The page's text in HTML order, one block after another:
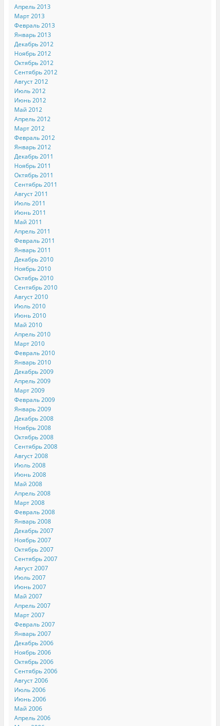
Апрель 2013
Март 2013
Февраль 2013
Январь 2013
Декабрь 2012
Ноябрь 2012
Октябрь 2012
Сентябрь 2012
Август 2012
Июль 2012
Июнь 2012
Май 2012
Апрель 2012
Март 2012
Февраль 2012
Январь 2012
Декабрь 2011
Ноябрь 2011
Октябрь 2011
Сентябрь 2011
Август 2011
Июль 2011
Июнь 2011
Май 2011
Апрель 2011
Февраль 2011
Январь 2011
Декабрь 2010
Ноябрь 2010
Октябрь 2010
Сентябрь 2010
Август 2010
Июль 2010
Июнь 2010
Май 2010
Апрель 2010
Март 2010
Февраль 2010
Январь 2010
Декабрь 2009
Апрель 2009
Март 2009
Февраль 2009
Январь 2009
Декабрь 2008
Ноябрь 2008
Октябрь 2008
Сентябрь 2008
Август 2008
Июль 2008
Июнь 2008
Май 2008
Апрель 2008
Март 2008
Февраль 2008
Январь 2008
Декабрь 2007
Ноябрь 2007
Октябрь 2007
Сентябрь 2007
Август 2007
Июль 2007
Июнь 2007
Май 2007
Апрель 2007
Март 2007
Февраль 2007
Январь 2007
Декабрь 2006
Ноябрь 2006
Октябрь 2006
Сентябрь 2006
Август 2006
Июль 2006
Июнь 2006
Май 2006
Апрель 2006